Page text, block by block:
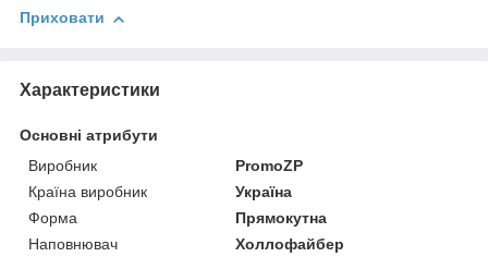
Приховати
Характеристики
Основні атрибути
Виробник
PromoZP
Країна виробник
Україна
Форма
Прямокутна
Наповнювач
Холлофайбер